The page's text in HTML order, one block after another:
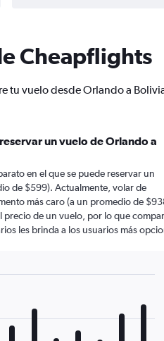
Cheapflights
tu vuelo desde Orlando a
un vuelo de Orlando a
en el que se puede reservar un
de $599). Actualmente, volar de
más caro (a un promedio de
precio de un vuelo, por lo que
les brinda a los usuarios más